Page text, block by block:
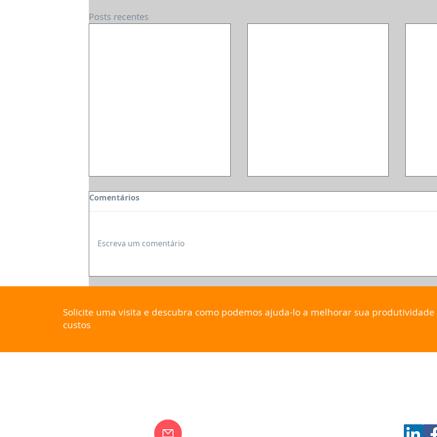
Posts recentes
Limpeza química, quando
e como fazer.
Água gelada precisa de
tratamento?
Comentários
Escreva um comentário
Solicite uma visita e descubra como podemos ajuda-lo a melhorar sua
custos